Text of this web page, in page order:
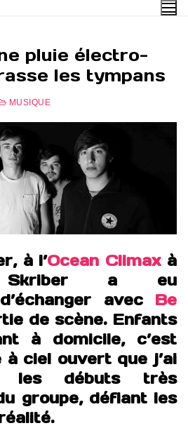
pluie électro-
les tympans
MUSIQUE
à l’Ocean Climaxà
Skriber a eu
avec Be
de scène. Enfants
à domicile, c’est
à ciel ouvert que j’ai
les débuts très
groupe, défiant les